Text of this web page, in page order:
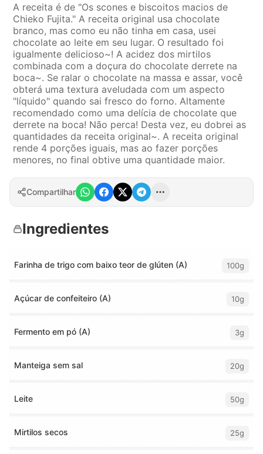
A receita é de "Os scones e biscoitos macios de
Chieko Fujita." A receita original usa chocolate
branco, mas como eu não tinha em casa, usei
chocolate ao leite em seu lugar. O resultado foi
igualmente delicioso~! A acidez dos mirtilos
combinada com a doçura do chocolate derrete na
boca~. Se ralar o chocolate na massa e assar, você
obterá uma textura aveludada com um aspecto
"líquido" quando sai fresco do forno. Altamente
recomendado como uma delícia de chocolate que
derrete na boca! Não perca! Desta vez, eu dobrei as
quantidades da receita original~. A receita original
rende 4 porções iguais, mas ao fazer porções
menores, no final obtive uma quantidade maior.
Compartilhar
Ingredientes
Farinha de trigo com baixo teor de glúten (A) 100g
Açúcar de confeiteiro (A) 10g
Fermento em pó (A) 3g
Manteiga sem sal 20g
Leite 50g
Mirtilos secos 25g